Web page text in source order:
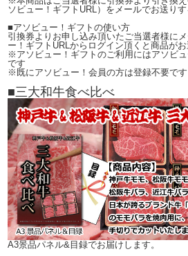
ソビュー！ギフトURL）をメールでお送りす
■アソビュー！ギフトの使い方
引換券よりお申し込み頂いたご当選者様に
ー！ギフトURLからログイン頂くと商品がお
※アソビュー！ギフトのご利用にはアソビ
です
※既にアソビュー！会員の方は登録不要です
■三大和牛食べ比べ
A3景品パネル&目録でお届けします。